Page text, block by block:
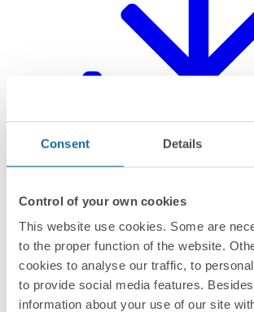
Consent Details
Control of your own cookies
This website use cookies. Some are
to the proper function of the website.
cookies to analyse our traffic, to
to provide social media features.
information about your use of our site
Declaração do produto